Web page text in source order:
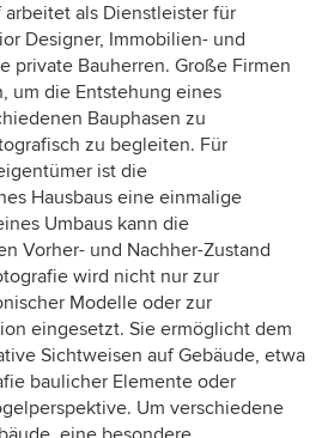
als Dienstleister für
Designer, Immobilien- und
private Bauherren. Große Firmen
um die Entstehung eines
Bauphasen zu
zu begleiten. Für
ist die
Hausbaus eine einmalige
Umbaus kann die
Vorher- und Nachher-Zustand
wird nicht nur zur
Modelle oder zur
eingesetzt. Sie ermöglicht dem
Sichtweisen auf Gebäude, etwa
baulicher Elemente oder
Um verschiedene